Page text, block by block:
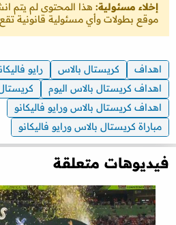
إخلاء مسئولية: هذا المحتوى لم يتم
موقع بطولات وأي مسئولية قانونية
اهداف كريستال بالاس رايو
اهداف كريستال بالاس اليوم
اهداف كريستال بالاس ورايو فاليكانو
مباراة كريستال بالاس ورايو فاليكانو
فيديوهات متعلقة